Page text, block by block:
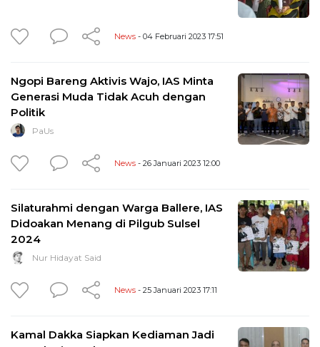
News - 04 Februari 2023 17:51
Ngopi Bareng Aktivis Wajo, IAS Minta
Generasi Muda Tidak Acuh dengan
Politik
PaUs
News - 26 Januari 2023 12:00
Silaturahmi dengan Warga Ballere, IAS
Didoakan Menang di Pilgub Sulsel
2024
Nur Hidayat Said
News - 25 Januari 2023 17:11
Kamal Dakka Siapkan Kediaman Jadi